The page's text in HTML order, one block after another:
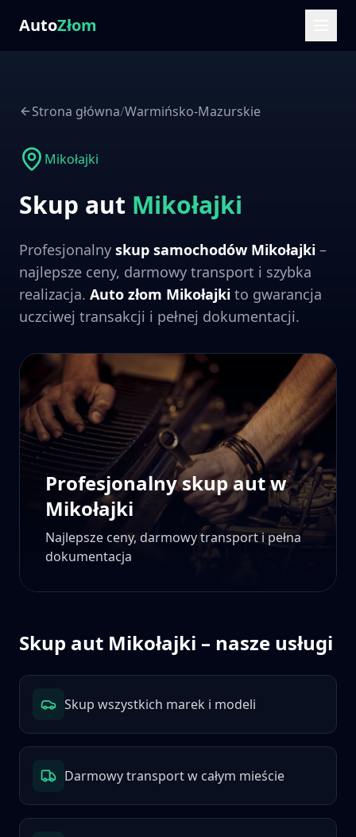
AutoZłom
Strona główna/Warmińsko-Mazurskie
Mikołajki
Skup aut Mikołajki
Profesjonalny skup samochodów Mikołajki –
najlepsze ceny, darmowy transport i szybka
realizacja. Auto złom Mikołajki to gwarancja
uczciwej transakcji i pełnej dokumentacji.
Profesjonalny skup aut w
Mikołajki
Najlepsze ceny, darmowy transport i pełna
dokumentacja
Skup aut Mikołajki – nasze usługi
Skup wszystkich marek i modeli
Darmowy transport w całym mieście